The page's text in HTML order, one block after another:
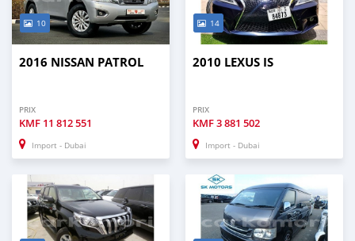
10
2016 NISSAN PATROL
PRIX
KMF 11 812 551
Import - Dubai
14
2010 LEXUS IS
PRIX
KMF3 881 502
Import - Dubai